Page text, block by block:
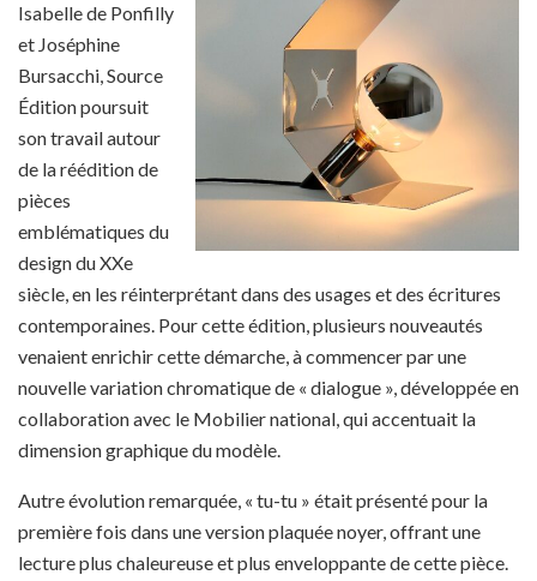
Isabelle de Ponfilly
et Joséphine
Bursacchi, Source
Édition poursuit
son travail autour
de la réédition de
pièces
emblématiques du
design du XXe
siècle, en les réinterprétant dans des usages et des écritures
contemporaines. Pour cette édition, plusieurs nouveautés
venaient enrichir cette démarche, à commencer par une
nouvelle variation chromatique de « dialogue », développée en
collaboration avec le Mobilier national, qui accentuait la
dimension graphique du modèle.
Autre évolution remarquée, « tu-tu » était présenté pour la
première fois dans une version plaquée noyer, offrant une
lecture plus chaleureuse et plus enveloppante de cette pièce.